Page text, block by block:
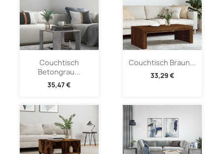
Couchtisch
Betongrau...
35,47 €
Couchtisch Braun...
33,29 €